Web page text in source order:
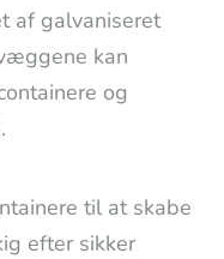
af galvaniseret
kan
og
til at skabe
efter sikker